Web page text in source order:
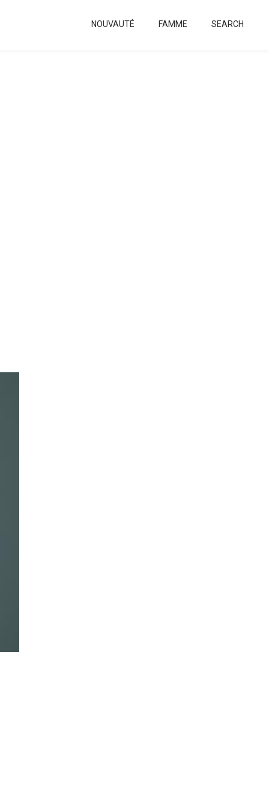
NOUVAUTÉ FAMME SEARCH